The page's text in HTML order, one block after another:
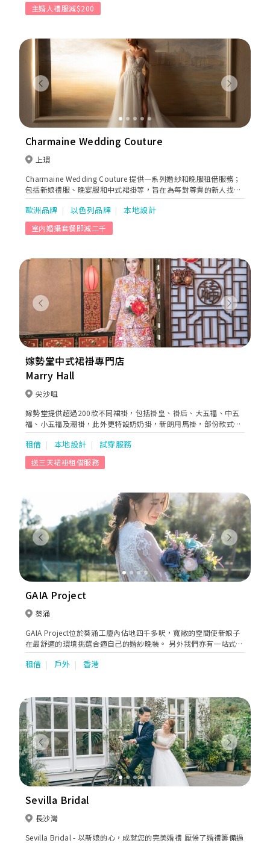
主婚人禮服減$200
Previous Next
Charmaine Wedding Couture
上環
Charmaine Wedding Couture 提供一系列婚紗和晚服租借服務；
包括新娘禮服、晚宴服和中式裙掛等，旨在為每對尊貴的新人找到
他們夢寐以求的婚紗和禮服。我們的婚紗來自全球多款國際追捧的
11個婚紗品牌包括，例如Aire Barcelona、Anna Sposa、Tanya
Grig及Nicole Spose等和自家品牌“Charmaine Brand”。除了租
衫服務外、我們還提供新娘化妝和髮型設計、Pre-wedding服務、
歐洲品牌 以色列品牌 本地設計
室内婚攝套餐即減二千
Previous Next
嫁勢堂中式裙褂專門店
Marry Hall
尖沙咀
嫁勢堂提供超過200款不同裙褂，包括褂皇、褂后、大五福、中五
福、小五福及潮褂，此外更特設奶奶掛，新朗用馬褂，部份款式更
設多個尺碼，以適合不同體型的要求。
租借 本地設計 試穿服務
送三天裙褂租借服務
Previous Next
GAIA Project
葵涌
GAIA Project位於葵涌工廈內佔地四千多呎，寬敞的空間使新娘子
在最舒適的環境挑選合適自己的婚紗晚裝。 另外我們亦有一站式婚
禮服務包括攝影、化妝 、男士禮服訂製、紅酒批發等等，為新人打
造完滿的婚禮體驗。
租借 戶外 香港
Previous Next
Sevilla Bridal
長沙灣
Sevilla Bridal - 以新娘的心，成就您的完美婚禮 厭倦了婚禮籌備過